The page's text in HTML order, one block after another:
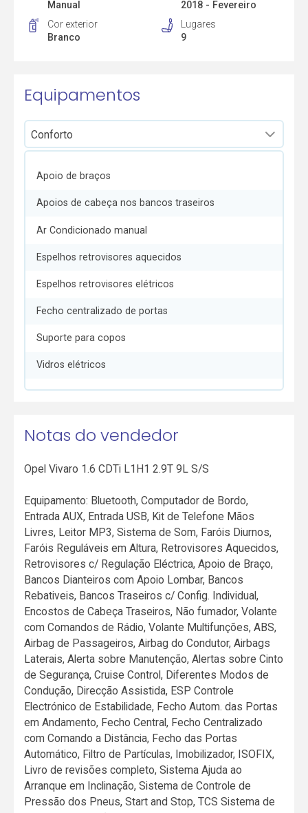
Manual
2018 - Fevereiro
Cor exterior
Branco
Lugares
9
Equipamentos
Apoio de braços
Apoios de cabeça nos bancos traseiros
Ar Condicionado manual
Espelhos retrovisores aquecidos
Espelhos retrovisores elétricos
Fecho centralizado de portas
Suporte para copos
Vidros elétricos
Notas do vendedor
Opel Vivaro 1.6 CDTi L1H1 2.9T 9L S/S
Equipamento: Bluetooth, Computador de Bordo,
Entrada AUX, Entrada USB, Kit de Telefone Mãos
Livres, Leitor MP3, Sistema de Som, Faróis Diurnos,
Faróis Reguláveis em Altura, Retrovisores Aquecidos,
Retrovisores c/ Regulação Eléctrica, Apoio de Braço,
Bancos Dianteiros com Apoio Lombar, Bancos
Rebativeis, Bancos Traseiros c/ Config. Individual,
Encostos de Cabeça Traseiros, Não fumador, Volante
com Comandos de Rádio, Volante Multifunções, ABS,
Airbag de Passageiros, Airbag do Condutor, Airbags
Laterais, Alerta sobre Manutenção, Alertas sobre Cinto
de Segurança, Cruise Control, Diferentes Modos de
Condução, Direcção Assistida, ESP Controle
Electrónico de Estabilidade, Fecho Autom. das Portas
em Andamento, Fecho Central, Fecho Centralizado
com Comando a Distância, Fecho das Portas
Automático, Filtro de Partículas, Imobilizador, ISOFIX,
Livro de revisões completo, Sistema Ajuda ao
Arranque em Inclinação, Sistema de Controle de
Pressão dos Pneus, Start and Stop, TCS Sistema de